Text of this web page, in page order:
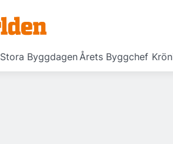
Stora ByggdagenÅrets Byggchef